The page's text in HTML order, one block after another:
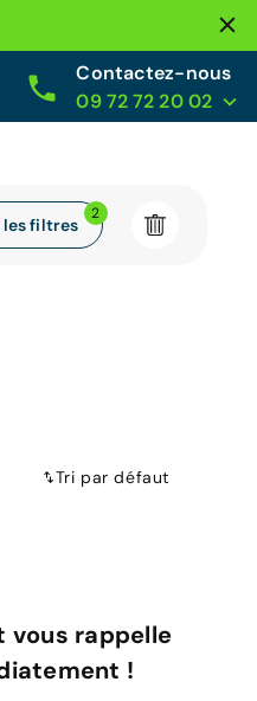
Contactez-nous
09 72 72 20 02
les filtres
2
Tri par défaut
vous rappelle
!